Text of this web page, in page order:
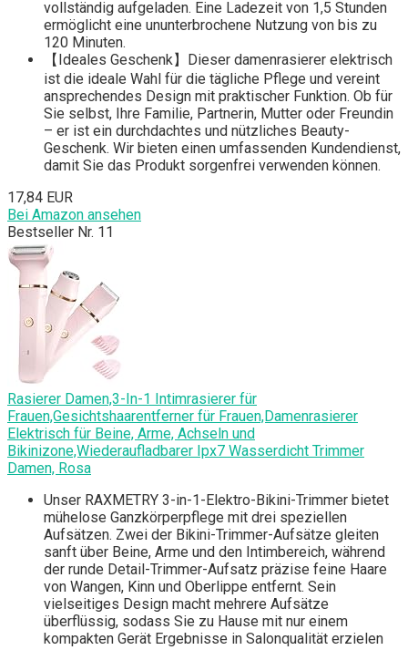
vollständig aufgeladen. Eine Ladezeit von 1,5 Stunden
ermöglicht eine ununterbrochene Nutzung von bis zu
120 Minuten.
【Ideales Geschenk】Dieser damenrasierer elektrisch
ist die ideale Wahl für die tägliche Pflege und vereint
ansprechendes Design mit praktischer Funktion. Ob für
Sie selbst, Ihre Familie, Partnerin, Mutter oder Freundin
– er ist ein durchdachtes und nützliches Beauty-
Geschenk. Wir bieten einen umfassenden Kundendienst,
damit Sie das Produkt sorgenfrei verwenden können.
17,84 EUR
Bei Amazon ansehen
Bestseller Nr. 11
Rasierer Damen,3-In-1 Intimrasierer für
Frauen,Gesichtshaarentferner für Frauen,Damenrasierer
Elektrisch für Beine, Arme, Achseln und
Bikinizone,Wiederaufladbarer Ipx7 Wasserdicht Trimmer
Damen, Rosa
Unser RAXMETRY 3-in-1-Elektro-Bikini-Trimmer bietet
mühelose Ganzkörperpflege mit drei speziellen
Aufsätzen. Zwei der Bikini-Trimmer-Aufsätze gleiten
sanft über Beine, Arme und den Intimbereich, während
der runde Detail-Trimmer-Aufsatz präzise feine Haare
von Wangen, Kinn und Oberlippe entfernt. Sein
vielseitiges Design macht mehrere Aufsätze
überflüssig, sodass Sie zu Hause mit nur einem
kompakten Gerät Ergebnisse in Salonqualität erzielen